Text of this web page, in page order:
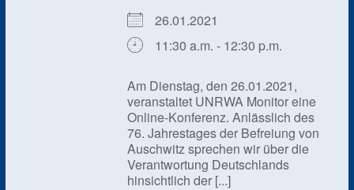
26.01.2021
11:30 a.m. - 12:30 p.m.
Am Dienstag, den 26.01.2021,
veranstaltet UNRWA Monitor eine
Online-Konferenz. Anlässlich des
76. Jahrestages der Befreiung von
Auschwitz sprechen wir über die
Verantwortung Deutschlands
hinsichtlich der [...]